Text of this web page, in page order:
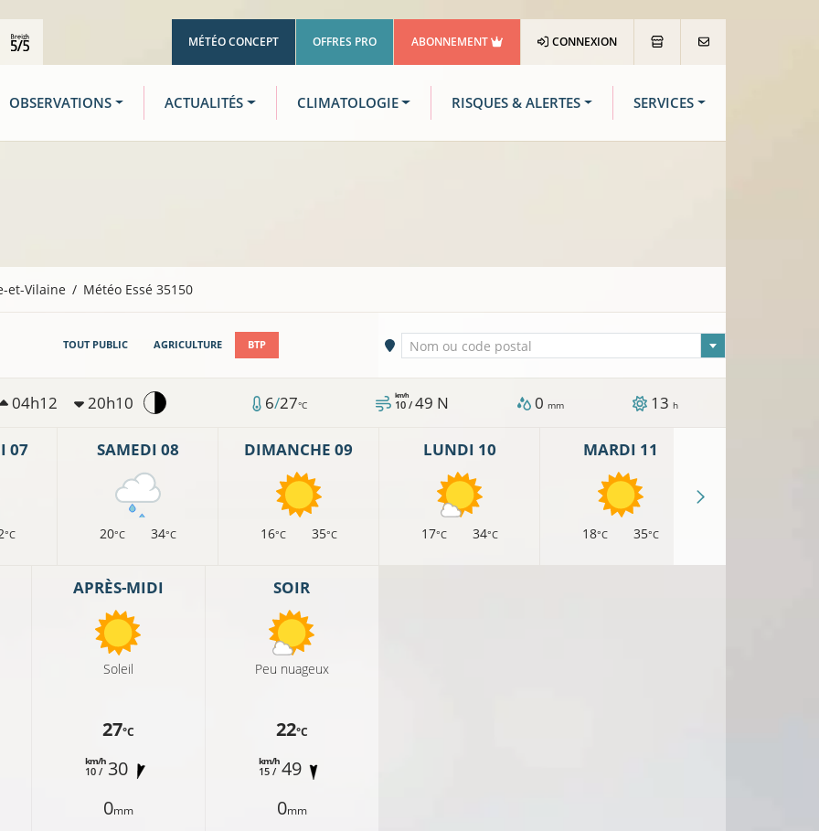
MÉTÉO CONCEPT OFFRES PRO ABONNEMENT CONNEXION
OBSERVATIONS ACTUALITÉS CLIMATOLOGIE RISQUES & ALERTES SERVICES
et-Vilaine Météo Essé 35150
TOUT PUBLIC AGRICULTURE BTP Ville sélectionnée
Nom ou code postal
04h12 20h10 6/27°C 10 /
km/h 49 N 0 mm 13 h
07
°C
SAMEDI 08
20°C 34°C
DIMANCHE 09
16°C 35°C
LUNDI 10
17°C 34°C
MARDI 11
18°C 35°C
APRÈS-MIDI
Soleil
27°C
10 /
km/h 30
0mm
SOIR
Peu nuageux
22°C
15 /
km/h49
0mm